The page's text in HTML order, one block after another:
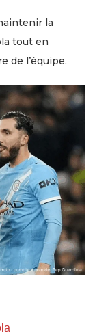
la
tout en
de l’équipe.